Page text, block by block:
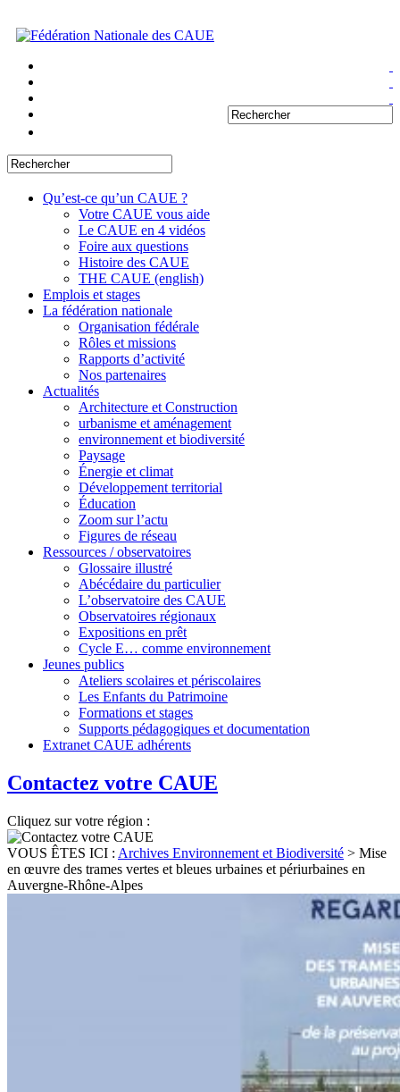
Qu’est-ce qu’un CAUE ?
Votre CAUE vous aide
Le CAUE en 4 vidéos
Foire aux questions
Histoire des CAUE
THE CAUE (english)
Emplois et stages
La fédération nationale
Organisation fédérale
Rôles et missions
Rapports d’activité
Nos partenaires
Actualités
Architecture et Construction
urbanisme et aménagement
environnement et biodiversité
Paysage
Énergie et climat
Développement territorial
Éducation
Zoom sur l’actu
Figures de réseau
Ressources / observatoires
Glossaire illustré
Abécédaire du particulier
L’observatoire des CAUE
Observatoires régionaux
Expositions en prêt
Cycle E… comme environnement
Jeunes publics
Ateliers scolaires et périscolaires
Les Enfants du Patrimoine
Formations et stages
Supports pédagogiques et documentation
Extranet CAUE adhérents
Contactez votre CAUE
Cliquez sur votre région :
VOUS ÊTES ICI : Archives Environnement et Biodiversité > Mise
en œuvre des trames vertes et bleues urbaines et périurbaines en
Auvergne-Rhône-Alpes